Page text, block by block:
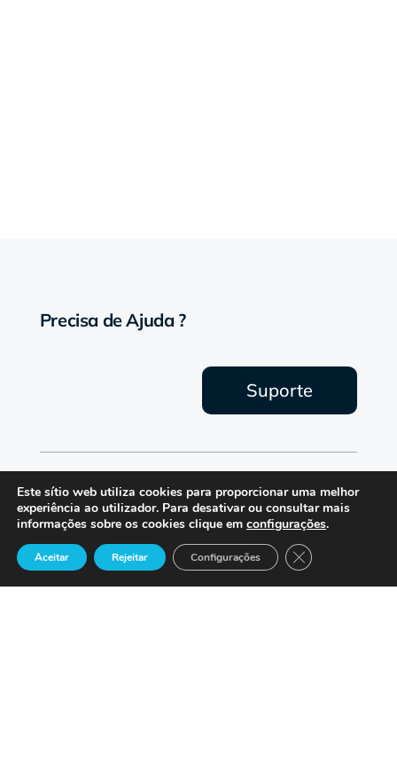
Precisa de Ajuda ?
Suporte

Este sítio web utiliza cookies para proporcionar uma melhor
experiência ao utilizador. Para desativar ou consultar mais
informações sobre os cookies clique em configurações.
Aceitar Rejeitar Configurações Close GDPR